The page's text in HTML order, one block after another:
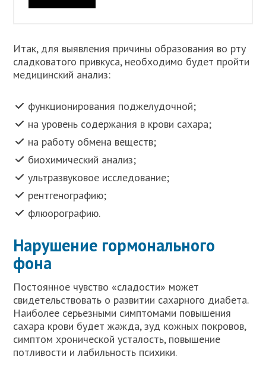
Итак, для выявления причины образования во рту
сладковатого привкуса, необходимо будет пройти
медицинский анализ:
функционирования поджелудочной;
на уровень содержания в крови сахара;
на работу обмена веществ;
биохимический анализ;
ультразвуковое исследование;
рентгенографию;
флюорографию.
Нарушение гормонального
фона
Постоянное чувство «сладости» может
свидетельствовать о развитии сахарного диабета.
Наиболее серьезными симптомами повышения
сахара крови будет жажда, зуд кожных покровов,
симптом хронической усталость, повышение
потливости и лабильность психики.